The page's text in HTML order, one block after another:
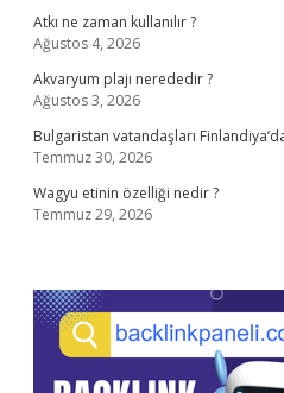
Atkı ne zaman kullanılır ?
Ağustos 4, 2026
Akvaryum plajı nerededir ?
Ağustos 3, 2026
Bulgaristan vatandaşları
Temmuz 30, 2026
Wagyu etinin özelliği nedir ?
Temmuz 29, 2026